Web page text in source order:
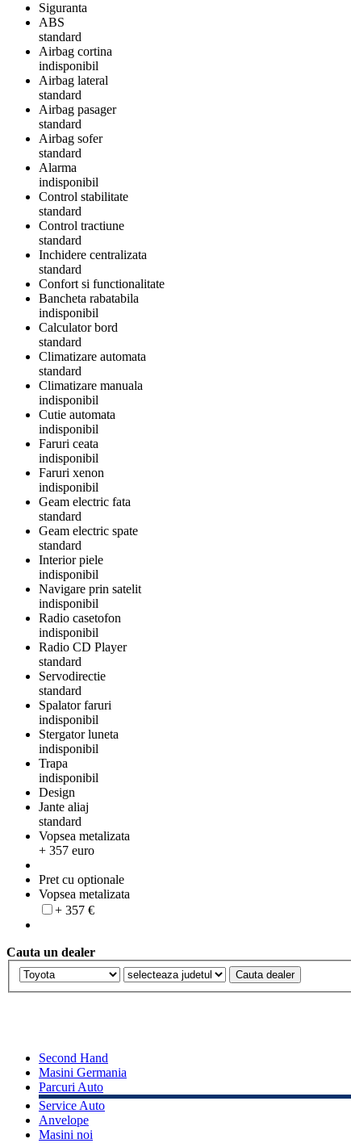
Siguranta
ABS
standard
Airbag cortina
indisponibil
Airbag lateral
standard
Airbag pasager
standard
Airbag sofer
standard
Alarma
indisponibil
Control stabilitate
standard
Control tractiune
standard
Inchidere centralizata
standard
Confort si functionalitate
Bancheta rabatabila
indisponibil
Calculator bord
standard
Climatizare automata
standard
Climatizare manuala
indisponibil
Cutie automata
indisponibil
Faruri ceata
indisponibil
Faruri xenon
indisponibil
Geam electric fata
standard
Geam electric spate
standard
Interior piele
indisponibil
Navigare prin satelit
indisponibil
Radio casetofon
indisponibil
Radio CD Player
standard
Servodirectie
standard
Spalator faruri
indisponibil
Stergator luneta
indisponibil
Trapa
indisponibil
Design
Jante aliaj
standard
Vopsea metalizata
+ 357 euro
Pret cu optionale
Vopsea metalizata
+ 357 €
Cauta un dealer
Second Hand
Masini Germania
Parcuri Auto
Service Auto
Anvelope
Masini noi